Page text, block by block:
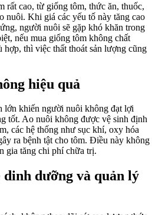
rất cao, từ giống tôm, thức ăn, thuốc,
nuôi. Khi giá các yếu tố này tăng cao
người nuôi sẽ gặp khó khăn trong
nếu mua giống tôm không chất
thì việc thất thoát sản lượng cũng
hiệu quả
lớn khiến người nuôi không đạt lợi
tốt. Ao nuôi không được vệ sinh định
các hệ thống như sục khí, oxy hóa
ra bệnh tật cho tôm. Điều này không
gia tăng chi phí chữa trị.
dưỡng và quản lý